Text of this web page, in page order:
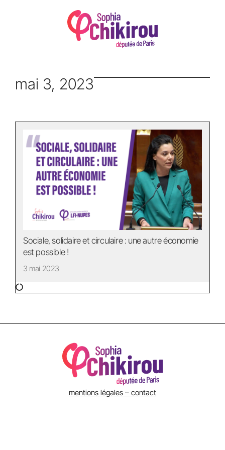
mai 3, 2023
Sociale, solidaire et circulaire : une autre économie
est possible !
3 mai 2023
mentions légales – contact